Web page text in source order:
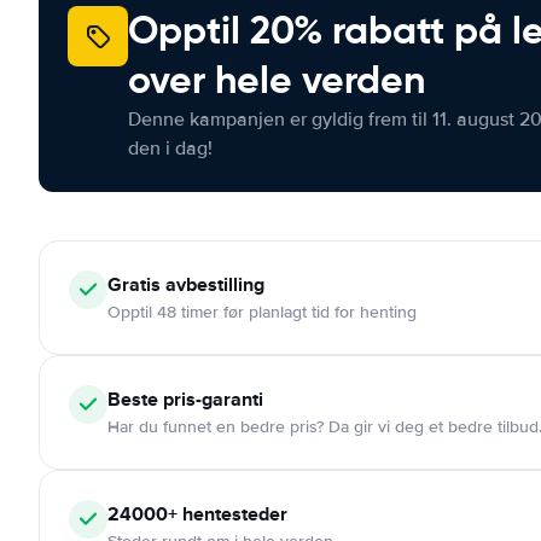
Opptil 20% rabatt på
over hele verden
Denne kampanjen er gyldig frem til 11. august
den i dag!
Gratis avbestilling
Opptil 48 timer før planlagt tid for henting
Beste pris-garanti
Har du funnet en bedre pris? Da gir vi deg et bedre tilbud.
24000+ hentesteder